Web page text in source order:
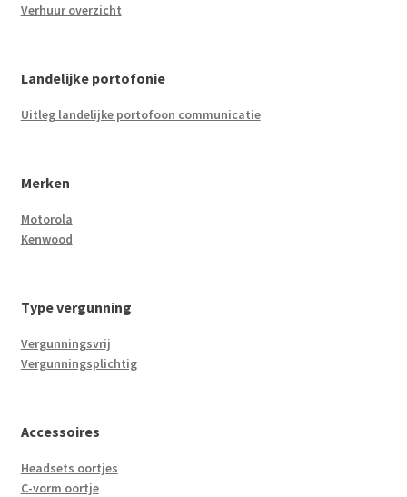
Verhuur overzicht
Landelijke portofonie
Uitleg landelijke portofoon communicatie
Merken
Motorola
Kenwood
Type vergunning
Vergunningsvrij
Vergunningsplichtig
Accessoires
Headsets oortjes
C-vorm oortje